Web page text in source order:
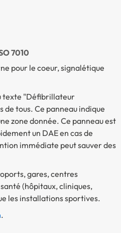
7010
pour le coeur, signalétique
texte "Défibrillateur
tous. Ce panneau indique
zone donnée. Ce panneau est
un DAE en cas de
immédiate peut sauver des
gares, centres
(hôpitaux, cliniques,
les installations sportives.
.